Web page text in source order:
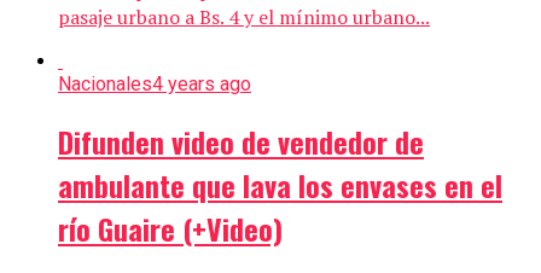
pasaje urbano a Bs. 4 y el mínimo urbano...
Nacionales4 years ago
Difunden video de vendedor de
ambulante que lava los envases en el
río Guaire (+Video)